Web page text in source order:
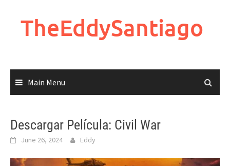
TheEddySantiago
Main Menu
Descargar Película: Civil War
June 26, 2024 Eddy